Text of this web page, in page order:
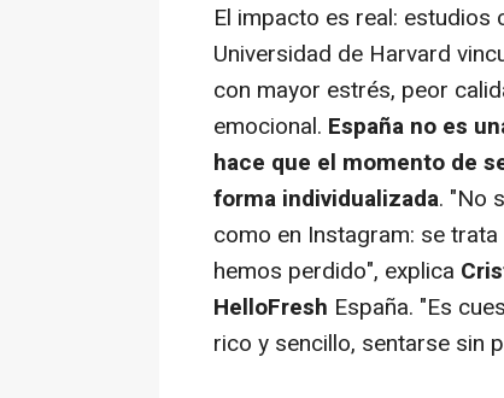
El impacto es real: estudios
Universidad de Harvard
con mayor estrés, peor
emocional. España no es
hace que el momento de
forma individualizada. "No
como en Instagram: se
hemos perdido", explica
HelloFresh España. "Es
rico y sencillo, sentarse sin